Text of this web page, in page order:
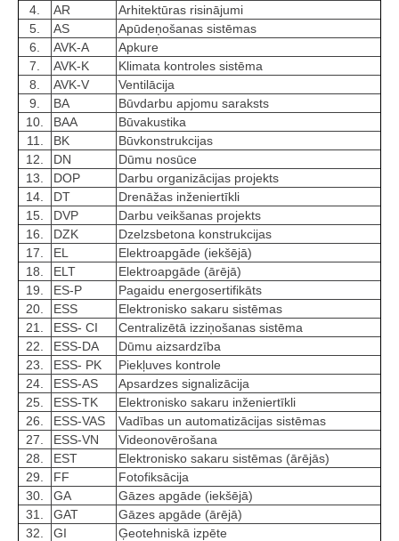
4.
AR
Arhitektūras risinājumi
5.
AS
Apūdeņošanas sistēmas
6.
AVK-A
Apkure
7.
AVK-K
Klimata kontroles sistēma
8.
AVK-V
Ventilācija
9.
BA
Būvdarbu apjomu saraksts
10.
BAA
Būvakustika
11.
BK
Būvkonstrukcijas
12.
DN
Dūmu nosūce
13.
DOP
Darbu organizācijas projekts
14.
DT
Drenāžas inženiertīkli
15.
DVP
Darbu veikšanas projekts
16.
DZK
Dzelzsbetona konstrukcijas
17.
EL
Elektroapgāde (iekšējā)
18.
ELT
Elektroapgāde (ārējā)
19.
ES-P
Pagaidu energosertifikāts
20.
ESS
Elektronisko sakaru sistēmas
21.
ESS- CI
Centralizētā izziņošanas sistēma
22.
ESS-DA
Dūmu aizsardzība
23.
ESS- PK
Piekļuves kontrole
24.
ESS-AS
Apsardzes signalizācija
25.
ESS-TK
Elektronisko sakaru inženiertīkli
26.
ESS-VAS
Vadības un automatizācijas sistēmas
27.
ESS-VN
Videonovērošana
28.
EST
Elektronisko sakaru sistēmas (ārējās)
29.
FF
Fotofiksācija
30.
GA
Gāzes apgāde (iekšējā)
31.
GAT
Gāzes apgāde (ārējā)
32.
GI
Ģeotehniskā izpēte